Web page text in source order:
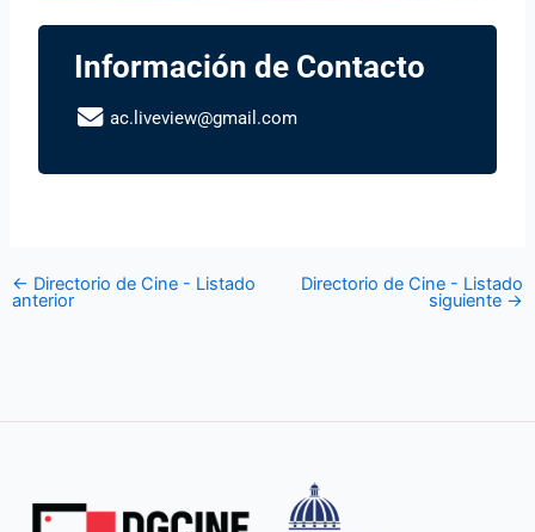
Información de Contacto
ac.liveview@gmail.com
← Directorio de Cine - Listado
anterior
Directorio de Cine - Listado
siguiente →